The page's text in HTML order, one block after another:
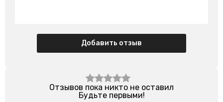
Добавить отзыв
Отзывов пока никто не оставил
Будьте первыми!